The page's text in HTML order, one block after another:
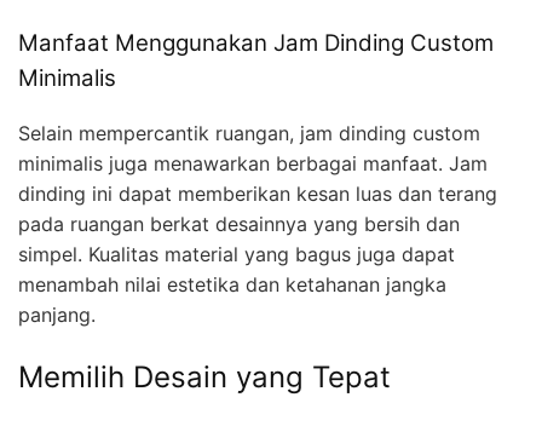
Manfaat Menggunakan Jam Dinding Custom
Minimalis
Selain mempercantik ruangan, jam dinding custom
minimalis juga menawarkan berbagai manfaat. Jam
dinding ini dapat memberikan kesan luas dan terang
pada ruangan berkat desainnya yang bersih dan
simpel. Kualitas material yang bagus juga dapat
menambah nilai estetika dan ketahanan jangka
panjang.
Memilih Desain yang Tepat